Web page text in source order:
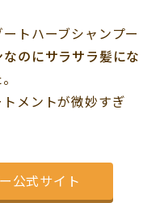
トハーブシャンプー
のにサラサラ髪にな
メントが微妙すぎ
公式サイト